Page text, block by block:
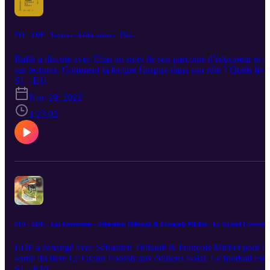
#11 - LDF - Lectures d'éducateurs - Elias
Rafik a discuté avec Elias au sujet de son parcours d'éducateur et
ses lectures. Comment la lecture l'inspire dans son rôle ? Quels
conseille-t-il ? Episode disponible sur toutes les plateformes de
podcast. N'hésitez pas à partager, à mettre 5 étoiles et à commenter
l'épisode !
S1 · E11
Nov 29, 2022
1:23:02
#10 - LDF - Les Entretiens - Sébastien Thibault & François Michel - Le Grand Footoir
LDF a échangé avec Sébastien Thibault & François Michel pour la
sortie du livre Le Grand Footoir aux éditions Solar. Le football